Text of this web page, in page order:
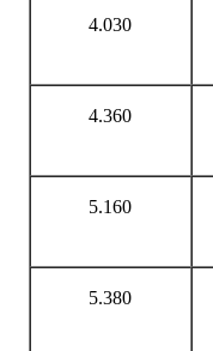
4.030
4.360
5.160
5.380